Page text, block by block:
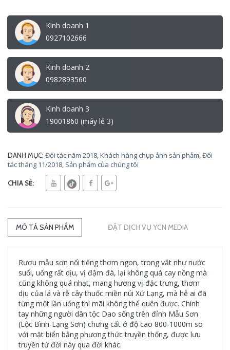
Kinh doanh 1
0927102666
Kinh doanh 2
0982893560
Kinh doanh 3
19001860 (máy lẻ 3)
DANH MỤC: Đối tác năm 2018,Khách hàng chụp ảnh sản phảm,Đối
tác tháng 11/2018, Sản phẩm của chúng tôi
CHIA SẺ:
MÔ TẢ SẢN PHẨM ĐẶT DỊCH VỤ YCN MEDIA
Rượu mẫu sơn nổi tiếng thơm ngon, trong vắt như nước
suối, uống rất dịu, vị đậm đà, lại không quá cay nồng mà
cũng không quá nhạt, mang hương vị đặc trưng, thơm
dịu của lá và rễ cây thuốc miền núi Xứ Lạng, mà hễ ai đã
từng một lần uống thì mãi không thể quên được. Chính
tay những người dân tộc Dao sống trên đỉnh Mẫu Sơn
(Lộc Bình-Lạng Sơn) chưng cất ở độ cao 800-1000m so
với mặt biển bằng phương thức truyền thống, được lưu
truyền tứ đời này qua đời khác.